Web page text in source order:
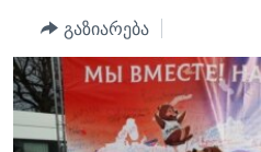
ᲕᲘᲓᲔᲝᲔᲑᲘ
ᲒᲐᲓᲐᲪᲔᲛᲔᲑᲘ
ᲕᲐᲨᲘᲜᲒᲢᲝᲜᲘ ᲓᲦᲔᲡ
ᲮᲔᲓᲕᲐ ᲕᲐᲨᲘᲜᲒᲢᲝᲜᲘᲓᲐᲜ
ᲡᲮᲕᲐ ᲡᲘᲐᲮᲚᲔᲔᲑᲘ
ᲞᲝᲚᲘᲢᲘᲙᲐ
ᲠᲣᲡᲔᲗᲘᲡ ᲨᲔᲭᲠᲐ ᲣᲙᲠᲐᲘᲜᲐᲨᲘ
გაზიარება